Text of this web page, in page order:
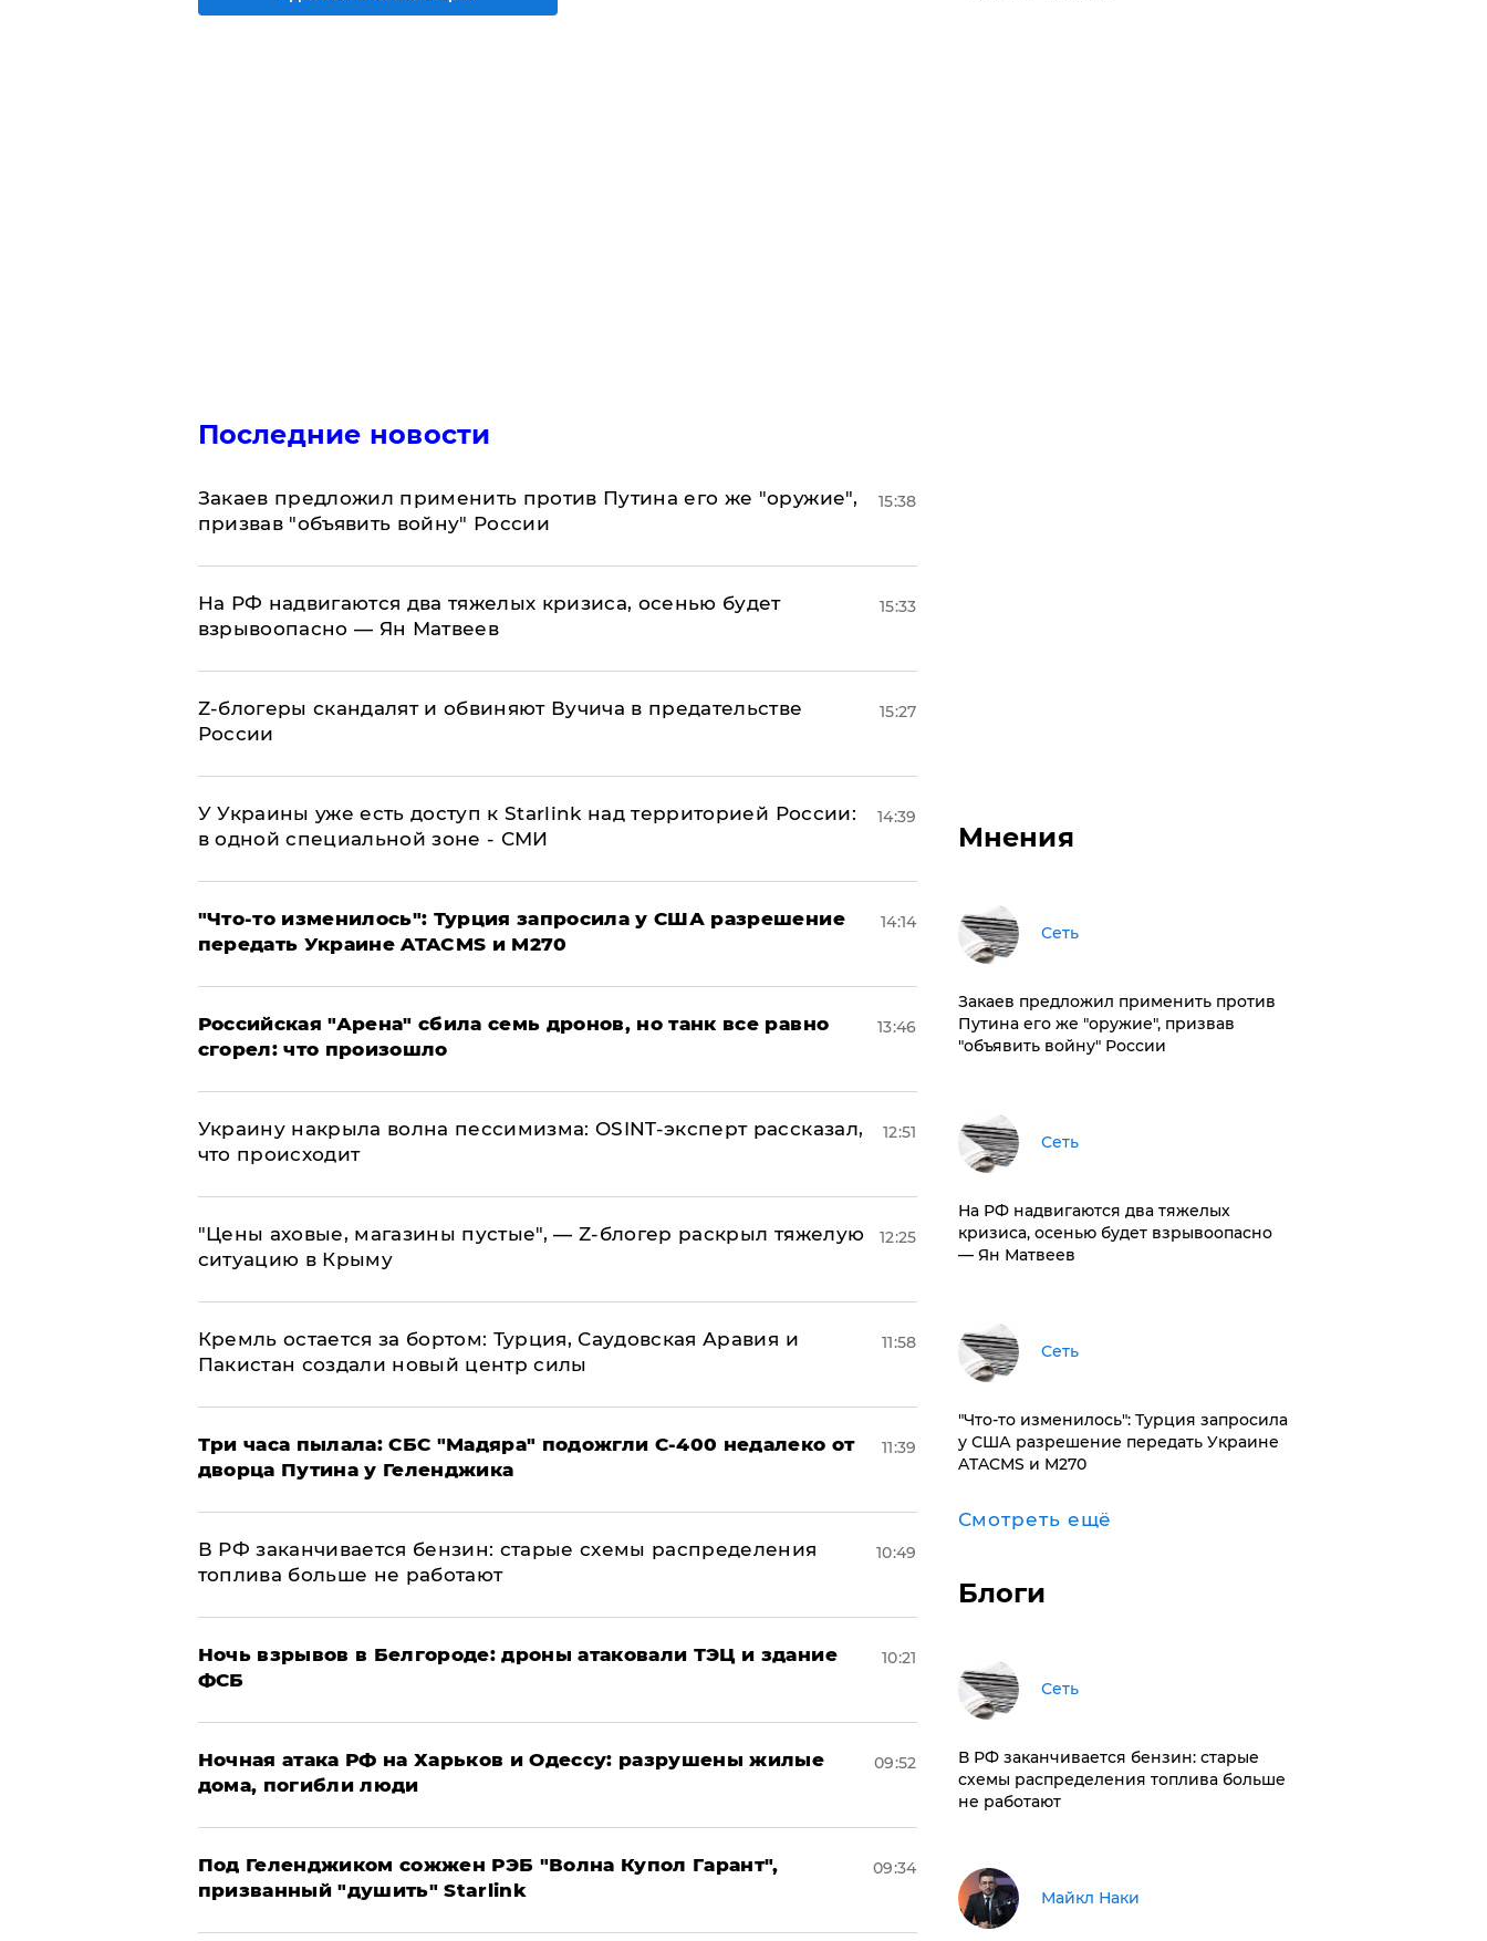
Последние новости
Закаев предложил применить против Путина его же "оружие",
призвав "объявить войну" России
15:38
На РФ надвигаются два тяжелых кризиса, осенью будет
взрывоопасно — Ян Матвеев
15:33
Z-блогеры скандалят и обвиняют Вучича в предательстве
России
15:27
У Украины уже есть доступ к Starlink над территорией России:
в одной специальной зоне - СМИ
14:39
​"Что-то изменилось": Турция запросила у США разрешение
передать Украине ATACMS и M270
14:14
​Российская "Арена" сбила семь дронов, но танк все равно
сгорел: что произошло
13:46
​Украину накрыла волна пессимизма: OSINT-эксперт рассказал,
что происходит
12:51
​"Цены аховые, магазины пустые", — Z-блогер раскрыл тяжелую
ситуацию в Крыму
12:25
​Кремль остается за бортом: Турция, Саудовская Аравия и
Пакистан создали новый центр силы
11:58
Три часа пылала: СБС "Мадяра" подожгли С-400 недалеко от
дворца Путина у Геленджика
11:39
​В РФ заканчивается бензин: старые схемы распределения
топлива больше не работают
10:49
​Ночь взрывов в Белгороде: дроны атаковали ТЭЦ и здание
ФСБ
10:21
​Ночная атака РФ на Харьков и Одессу: разрушены жилые
дома, погибли люди
09:52
Под Геленджиком сожжен РЭБ "Волна Купол Гарант",
призванный "душить" Starlink
09:34
Мнения
Сеть
Закаев предложил применить против
Путина его же "оружие", призвав
"объявить войну" России
Сеть
На РФ надвигаются два тяжелых
кризиса, осенью будет взрывоопасно
— Ян Матвеев
Сеть
​"Что-то изменилось": Турция запросила
у США разрешение передать Украине
ATACMS и M270
Смотреть ещё
Блоги
Сеть
​В РФ заканчивается бензин: старые
схемы распределения топлива больше
не работают
Майкл Наки